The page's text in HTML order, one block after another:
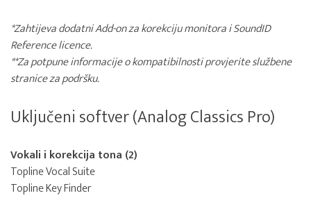
*Zahtijeva dodatni Add-on za korekciju monitora i SoundID
Reference licence.
**Za potpune informacije o kompatibilnosti provjerite službene
stranice za podršku.
Uključeni softver (Analog Classics Pro)
Vokali i korekcija tona (2)
Topline Vocal Suite
Topline Key Finder